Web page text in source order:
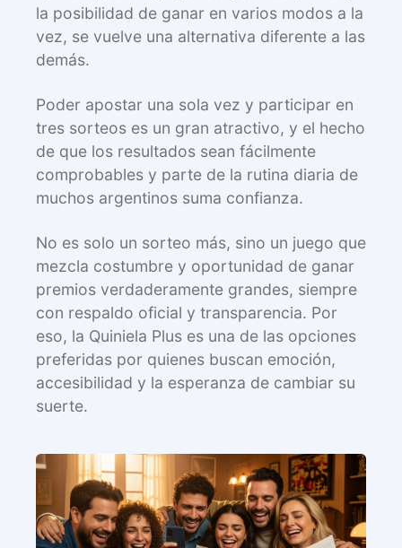
la posibilidad de ganar en varios modos a la
vez, se vuelve una alternativa diferente a las
demás.
Poder apostar una sola vez y participar en
tres sorteos es un gran atractivo, y el hecho
de que los resultados sean fácilmente
comprobables y parte de la rutina diaria de
muchos argentinos suma confianza.
No es solo un sorteo más, sino un juego que
mezcla costumbre y oportunidad de ganar
premios verdaderamente grandes, siempre
con respaldo oficial y transparencia. Por
eso, la Quiniela Plus es una de las opciones
preferidas por quienes buscan emoción,
accesibilidad y la esperanza de cambiar su
suerte.